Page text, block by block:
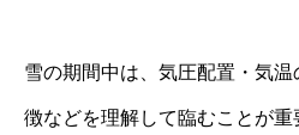
雪の期間中は、気圧配置・気
徴などを理解して臨むことが重